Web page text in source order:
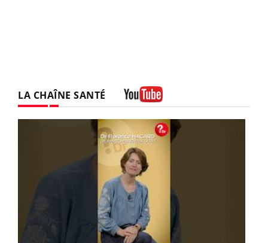
LA CHAÎNE SANTÉ